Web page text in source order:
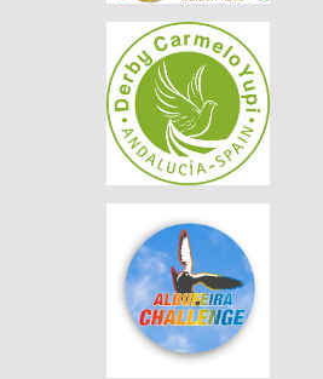
DE-25-01367-1944|480 EUR
AGD WINTER RACE 2026 - 13A
DE-25-01367-1944| 460 EUR
AGD WINTER RACE 2026 - 13A
DE-25-01111-538| 75 EUR
DE-25-01111-538|70 EUR
AGD WINTER RACE 2026 - 13A